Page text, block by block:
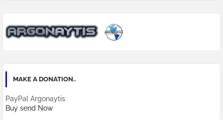
MAKE A DONATION..
PayPal Argonaytis
Buy send Now